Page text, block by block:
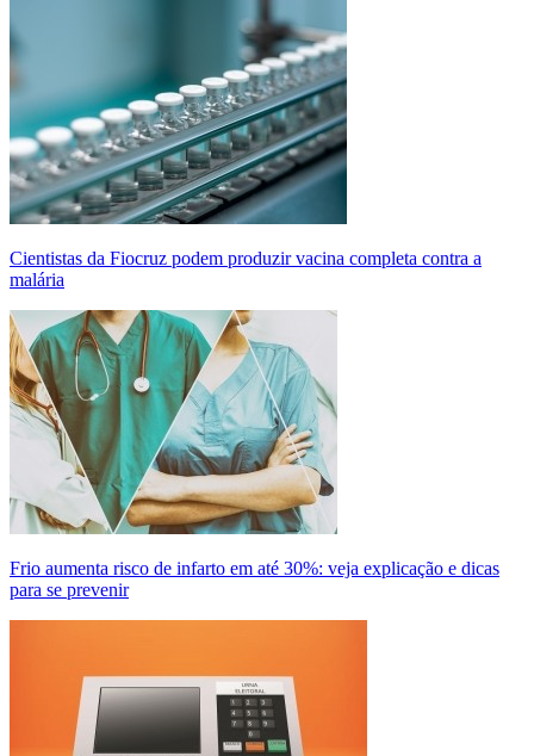
Cientistas da Fiocruz podem produzir vacina completa contra a
malária
Frio aumenta risco de infarto em até 30%: veja explicação e dicas
para se prevenir